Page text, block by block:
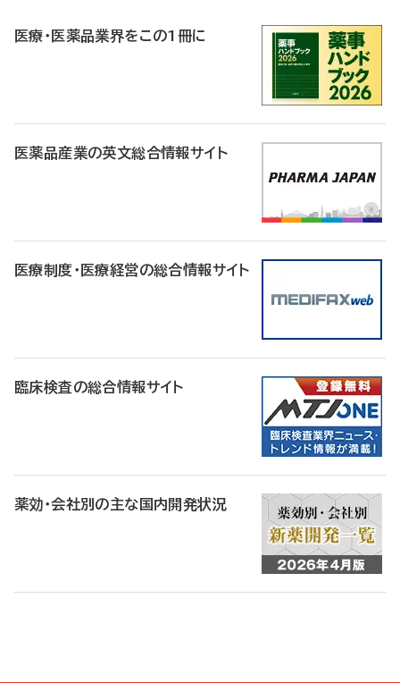
医療・医薬品業界をこの1冊に
医薬品産業の英文総合情報サイト
医療制度・医療経営の総合情報サイト
臨床検査の総合情報サイト
薬効・会社別の主な国内開発状況